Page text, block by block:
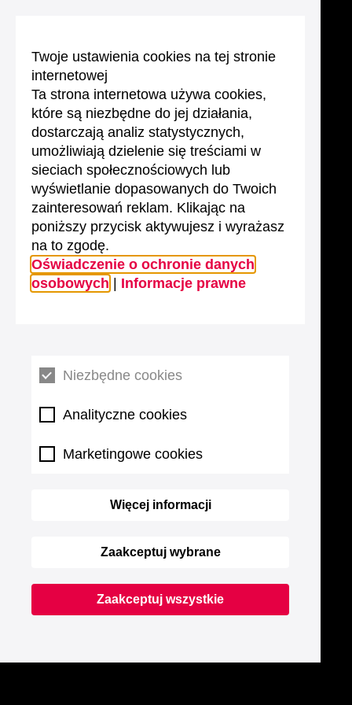
Twoje ustawienia cookies na tej stronie
internetowej
Ta strona internetowa używa cookies,
które są niezbędne do jej działania,
dostarczają analiz statystycznych,
umożliwiają dzielenie się treściami w
sieciach społecznościowych lub
wyświetlanie dopasowanych do Twoich
zainteresowań reklam. Klikając na
poniższy przycisk aktywujesz i wyrażasz
na to zgodę.
Oświadczenie o ochronie danych
osobowych
Informacje prawne
Niezbędne cookies
Analityczne cookies
Marketingowe cookies
Więcej informacji
Zaakceptuj wybrane
Zaakceptuj wszystkie